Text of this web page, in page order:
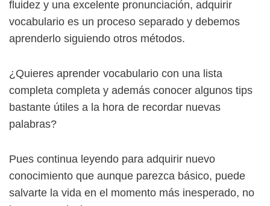
fluidez y una excelente pronunciación, adquirir
vocabulario es un proceso separado y debemos
aprenderlo siguiendo otros métodos.
¿Quieres aprender vocabulario con una lista
completa completa y además conocer algunos tips
bastante útiles a la hora de recordar nuevas
palabras?
Pues continua leyendo para adquirir nuevo
conocimiento que aunque parezca básico, puede
salvarte la vida en el momento más inesperado, no